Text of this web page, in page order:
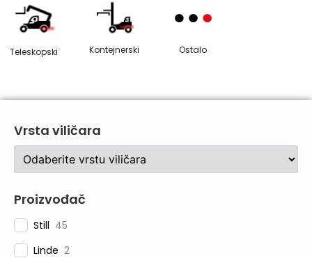
Teleskopski Kontejnerski Ostalo
Vrsta viličara
Proizvođač
Still 45
Linde 2